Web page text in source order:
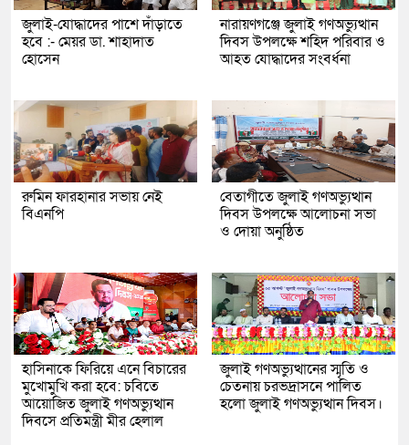
জুলাই-যোদ্ধাদের পাশে দাঁড়াতে
হবে :- মেয়র ডা. শাহাদাত
হোসেন
নারায়ণগঞ্জে জুলাই গণঅভ্যুত্থান
দিবস উপলক্ষে শহিদ পরিবার ও
আহত যোদ্ধাদের সংবর্ধনা
রুমিন ফারহানার সভায় নেই
বিএনপি
বেতাগীতে জুলাই গণঅভ্যুত্থান
দিবস উপলক্ষে আলোচনা সভা
ও দোয়া অনুষ্ঠিত
হাসিনাকে ফিরিয়ে এনে বিচারের
মুখোমুখি করা হবে: চবিতে
আয়োজিত জুলাই গণঅভ্যুত্থান
দিবসে প্রতিমন্ত্রী মীর হেলাল
জুলাই গণঅভ্যুত্থানের স্মৃতি ও
চেতনায় চরভদ্রাসনে পালিত
হলো জুলাই গণঅভ্যুত্থান দিবস।